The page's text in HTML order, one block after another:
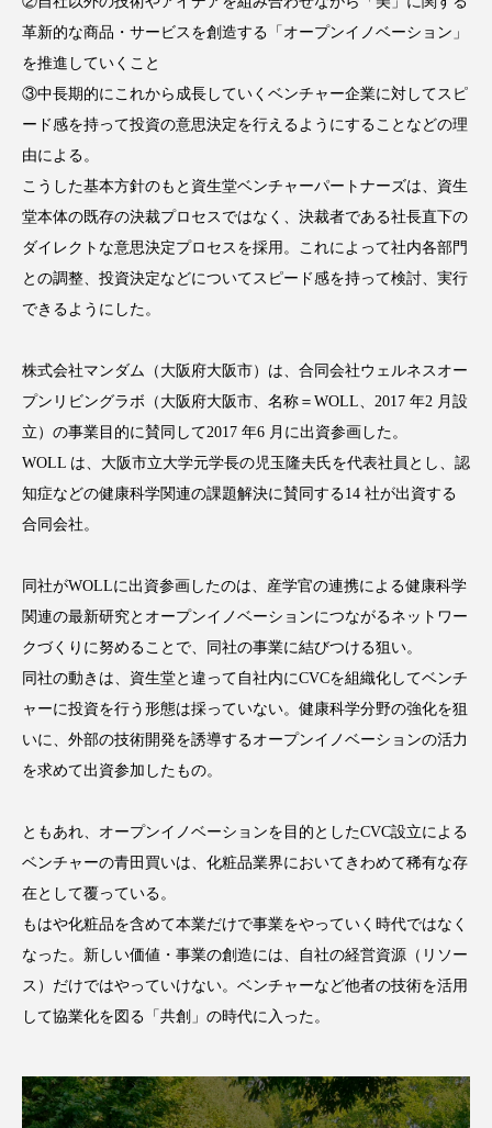
Gemini Instagram SaaS SNS
TikTok アスタキサンチン
アンチエイジング
インタビュー インナービューティー 冷え
インナービューティーアワード2025受賞商品
ウェアラブルデバイス
ウェルビーイング エイジングケア
エクソソーム オーガニック オゾン
カカイオイル
クルエルティフリー クレンジング
クローズアップ ケーススタディ
コグニティブヘルス コスト削減
コネクテッド・ビューティ コミュニケーション
サプリ サロンクレンジング
サロン経営 サロン連略 シャネル
スカルプ クレンジング 頻度 スカルプケア
スキンケアルーティン ストレス スパ
革新的な商品・サービスを創造する「オープンイノベーション」
を推進していくこと
③中長期的にこれから成長していくベンチャー企業に対してスピ
ード感を持って投資の意思決定を行えるようにすることなどの理
由による。
こうした基本方針のもと資生堂ベンチャーパートナーズは、資生
堂本体の既存の決裁プロセスではなく、決裁者である社長直下の
ダイレクトな意思決定プロセスを採用。これによって社内各部門
との調整、投資決定などについてスピード感を持って検討、実行
できるようにした。
株式会社マンダム（大阪府大阪市）は、合同会社ウェルネスオー
プンリビングラボ（大阪府大阪市、名称＝WOLL、2017 年2 月設
立）の事業目的に賛同して2017 年6 月に出資参画した。
WOLL は、大阪市立大学元学長の児玉隆夫氏を代表社員とし、認
知症などの健康科学関連の課題解決に賛同する14 社が出資する
合同会社。
同社がWOLLに出資参画したのは、産学官の連携による健康科学
関連の最新研究とオープンイノベーションにつながるネットワー
クづくりに努めることで、同社の事業に結びつける狙い。
同社の動きは、資生堂と違って自社内にCVCを組織化してベンチ
ャーに投資を行う形態は採っていない。健康科学分野の強化を狙
いに、外部の技術開発を誘導するオープンイノベーションの活力
を求めて出資参加したもの。
ともあれ、オープンイノベーションを目的としたCVC設立による
ベンチャーの青田買いは、化粧品業界においてきわめて稀有な存
在として覆っている。
もはや化粧品を含めて本業だけで事業をやっていく時代ではなく
なった。新しい価値・事業の創造には、自社の経営資源（リソー
ス）だけではやっていけない。ベンチャーなど他者の技術を活用
して協業化を図る「共創」の時代に入った。